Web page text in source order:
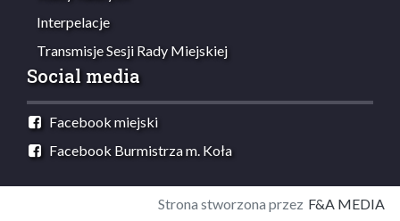
Interpelacje
Transmisje Sesji Rady Miejskiej
Social media
Facebook miejski
Facebook Burmistrza m. Koła
Strona stworzona przez F&A MEDIA